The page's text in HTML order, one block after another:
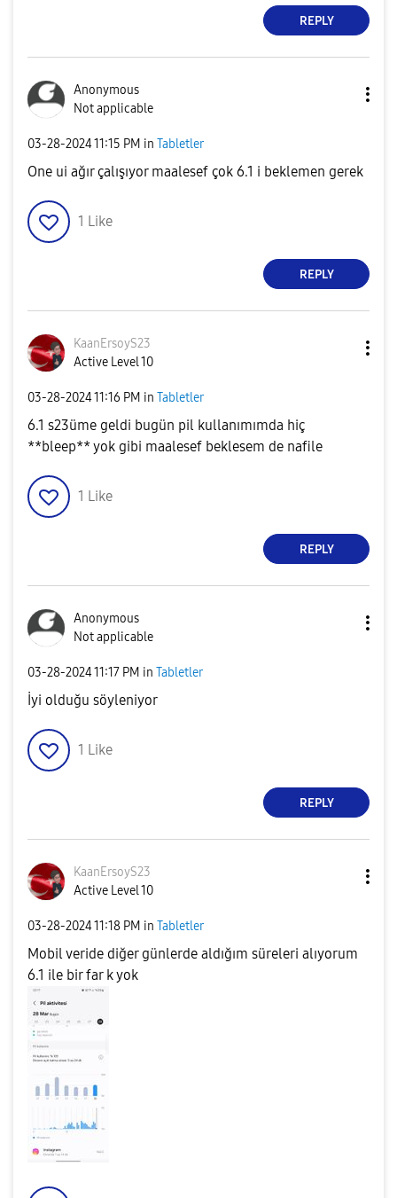
REPLY
Anonymous
Not applicable
‎03-28-202411:15 PM in Tabletler
One ui ağır çalışıyor maalesef çok 6.1 i beklemen gerek
1 Like
REPLY
KaanErsoyS23
Active Level 10
‎03-28-202411:16 PM in Tabletler
6.1 s23üme geldi bugün pil kullanımımda hiç
**bleep** yok gibi maalesef beklesem de nafile
1 Like
REPLY
Anonymous
Not applicable
‎03-28-202411:17 PM in Tabletler
İyi olduğu söyleniyor
1 Like
REPLY
KaanErsoyS23
Active Level 10
‎03-28-202411:18 PM in Tabletler
Mobil veride diğer günlerde aldığım süreleri alıyorum
6.1 ile bir far k yok